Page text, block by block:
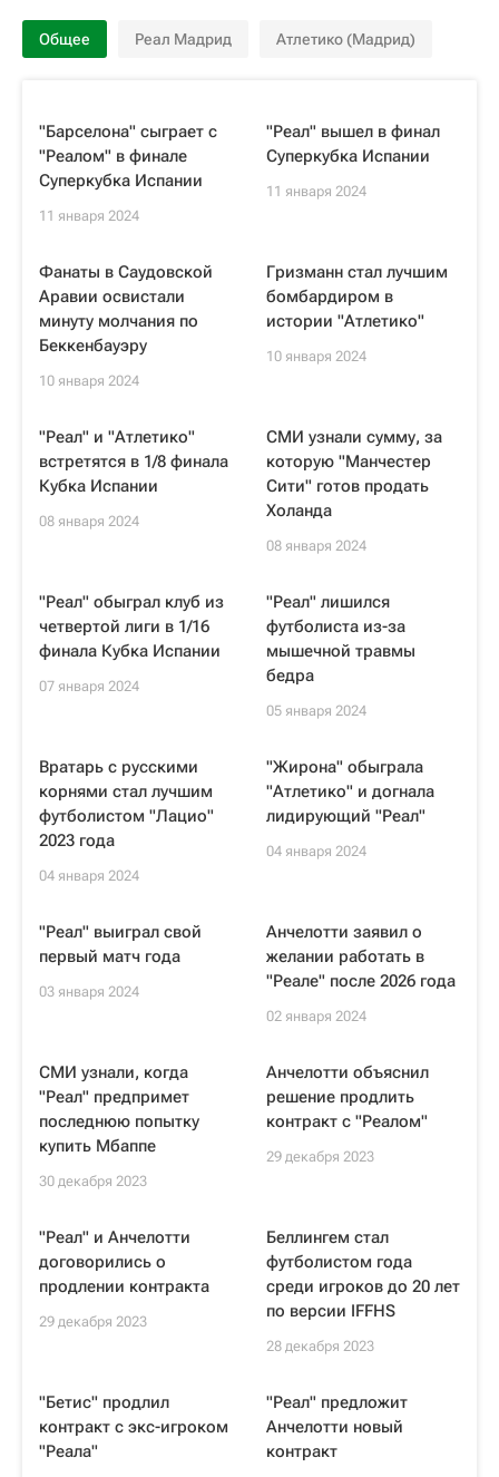
Общее Реал Мадрид Атлетико (Мадрид)
"Барселона" сыграет с
"Реалом" в финале
Суперкубка Испании
11 января 2024
"Реал" вышел в финал
Суперкубка Испании
11 января 2024
Фанаты в Саудовской
Аравии освистали
минуту молчания по
Беккенбауэру
10 января 2024
Гризманн стал лучшим
бомбардиром в
истории "Атлетико"
10 января 2024
"Реал" и "Атлетико"
встретятся в 1/8 финала
Кубка Испании
08 января 2024
СМИ узнали сумму, за
которую "Манчестер
Сити" готов продать
Холанда
08 января 2024
"Реал" обыграл клуб из
четвертой лиги в 1/16
финала Кубка Испании
07 января 2024
"Реал" лишился
футболиста из-за
мышечной травмы
бедра
05 января 2024
Вратарь с русскими
корнями стал лучшим
футболистом "Лацио"
2023 года
04 января 2024
"Жирона" обыграла
"Атлетико" и догнала
лидирующий "Реал"
04 января 2024
"Реал" выиграл свой
первый матч года
03 января 2024
Анчелотти заявил о
желании работать в
"Реале" после 2026 года
02 января 2024
СМИ узнали, когда
"Реал" предпримет
последнюю попытку
купить Мбаппе
30 декабря 2023
Анчелотти объяснил
решение продлить
контракт с "Реалом"
29 декабря 2023
"Реал" и Анчелотти
договорились о
продлении контракта
29 декабря 2023
Беллингем стал
футболистом года
среди игроков до 20 лет
по версии IFFHS
28 декабря 2023
"Бетис" продлил
контракт с экс-игроком
"Реала"
"Реал" предложит
Анчелотти новый
контракт